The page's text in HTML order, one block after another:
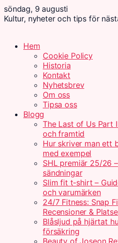
söndag, 9 augusti
Kultur, nyheter och tips för
Hem
Cookie Policy
Historia
Kontakt
Nyhetsbrev
Om oss
Tipsa oss
Blogg
The Last of Us Part
och framtid
Hur skriver man ett
med exempel
SHL premiär 25/26
sändningar
Slim fit t-shirt –
och varumärken
24/7 Fitness: Snap
Recensioner &
Blåsljud på hjärtat
försäkring
Beauty of Joseon